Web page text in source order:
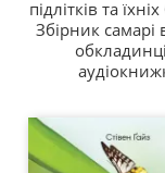
підлітків та
Збірник самарі